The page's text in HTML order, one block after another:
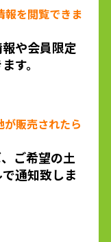
報を閲覧できま
や会員限定
す。
販売されたら
ご希望の土
通知致しま